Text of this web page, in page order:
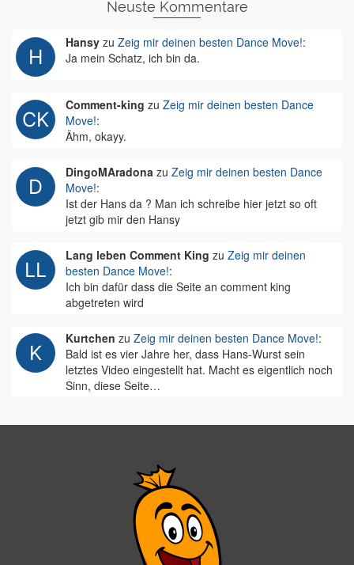
Neuste Kommentare
Hansy zu Zeig mir deinen besten Dance Move!:
Ja mein Schatz, ich bin da.
Comment-king zu Zeig mir deinen besten Dance
Move!:
Ähm, okayy.
DingoMAradona zu Zeig mir deinen besten Dance
Move!:
Ist der Hans da ? Man ich schreibe hier jetzt so oft
jetzt gib mir den Hansy
Lang leben Comment King zu Zeig mir deinen
besten Dance Move!:
Ich bin dafür dass die Seite an comment king
abgetreten wird
Kurtchen zu Zeig mir deinen besten Dance Move!:
Bald ist es vier Jahre her, dass Hans-Wurst sein
letztes Video eingestellt hat. Macht es eigentlich noch
Sinn, diese Seite…